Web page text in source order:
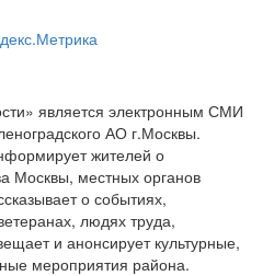
является электронным СМИ
АО г.Москвы.
жителей о
Москвы, местных органов
о событиях,
людях труда,
и анонсирует культурные,
мероприятия района.